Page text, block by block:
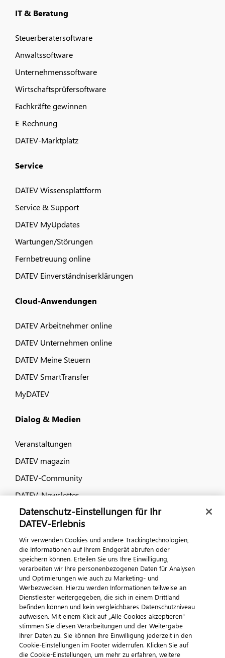
IT & Beratung
Steuerberatersoftware
Anwaltssoftware
Unternehmenssoftware
Wirtschaftsprüfersoftware
Fachkräfte gewinnen
E-Rechnung
DATEV-Marktplatz
Service
DATEV Wissensplattform
Service & Support
DATEV MyUpdates
Wartungen/Störungen
Fernbetreuung online
DATEV Einverständniserklärungen
Cloud-Anwendungen
DATEV Arbeitnehmer online
DATEV Unternehmen online
DATEV Meine Steuern
DATEV SmartTransfer
MyDATEV
Dialog & Medien
Veranstaltungen
DATEV magazin
DATEV-Community
DATEV-Newsletter
Kontaktieren Sie uns
© 2026 DATEV eG
ImpressumDatenschutzAGB Kontakt
Cookie-Einstellungen
Datenschutz-Einstellungen für Ihr
DATEV-Erlebnis
Wir verwenden Cookies und andere Trackingtechnologien,
die Informationen auf Ihrem Endgerät abrufen oder
speichern können. Erteilen Sie uns Ihre Einwilligung,
verarbeiten wir Ihre personenbezogenen Daten für Analysen
und Optimierungen wie auch zu Marketing- und
Werbezwecken. Hierzu werden Informationen teilweise an
Dienstleister weitergegeben, die sich in einem Drittland
befinden können und kein vergleichbares Datenschutzniveau
aufweisen. Mit einem Klick auf „Alle Cookies akzeptieren"
stimmen Sie diesen Verarbeitungen und der Weitergabe
Ihrer Daten zu. Sie können Ihre Einwilligung jederzeit in den
Cookie-Einstellungen im Footer widerrufen. Klicken Sie auf
die Cookie-Einstellungen, um mehr zu erfahren, weitere